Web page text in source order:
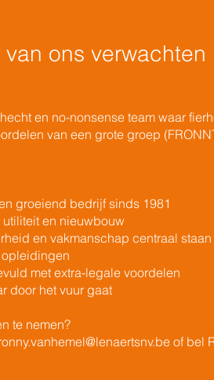
van ons verwachten
en no-nonsense team waar
van een grote groep
groeiend bedrijf sinds 1981
en nieuwbouw
en vakmanschap centraal staan
met extra-legale voordelen
door het vuur gaat
te nemen?
of bel